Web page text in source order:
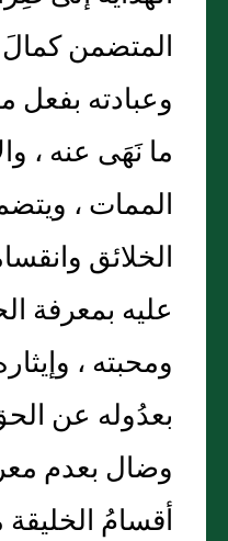
المتضمن
وعبادته بفعل
ما نَهَى عنه ،
الممات ،
الخلائق
عليه بمعرفة
ومحبته ،
بعدُوله عن
وضال بعدم
أقسامُ